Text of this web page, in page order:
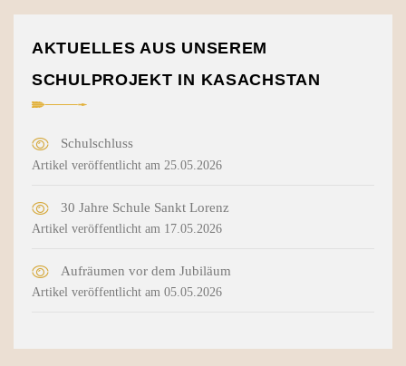
AKTUELLES AUS UNSEREM
SCHULPROJEKT IN KASACHSTAN
Schulschluss
Artikel veröffentlicht am 25.05.2026
30 Jahre Schule Sankt Lorenz
Artikel veröffentlicht am 17.05.2026
Aufräumen vor dem Jubiläum
Artikel veröffentlicht am 05.05.2026